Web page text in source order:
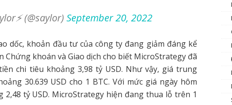
(@saylor) September 20, 2022
dốc, khoản đầu tư của công ty đang giảm đáng kể
Chứng khoán và Giao dịch cho biết MicroStrategy đã
chi tiêu khoảng 3,98 tỷ USD. Như vậy, giá trung
30.639 USD cho 1 BTC. Với mức giá ngày hôm
2,48 tỷ USD. MicroStrategy hiện đang thua lỗ trên 1